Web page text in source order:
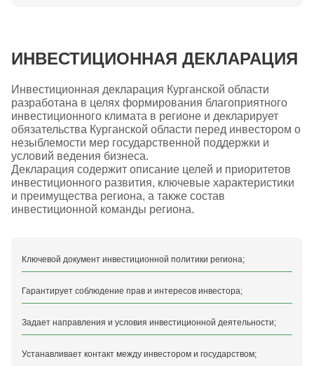
ИНВЕСТИЦИОННАЯ ДЕКЛАРАЦИЯ
Инвестиционная декларация Курганской области
разработана в целях формирования благоприятного
инвестиционного климата в регионе и декларирует
обязательства Курганской области перед инвестором о
незыблемости мер государственной поддержки и
условий ведения бизнеса.
Декларация содержит описание целей и приоритетов
инвестиционного развития, ключевые характеристики
и преимущества региона, а также состав
инвестиционной команды региона.
Ключевой документ инвестиционной политики региона;
Гарантирует соблюдение прав и интересов инвестора;
Задает направления и условия инвестиционной деятельности;
Устанавливает контакт между инвестором и государством;